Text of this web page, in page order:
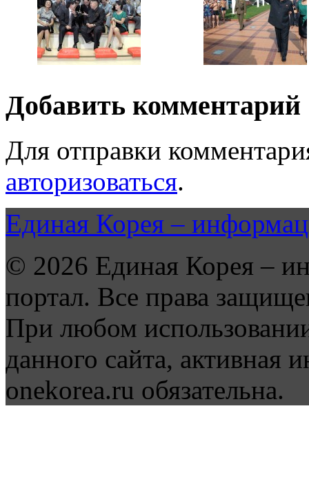
Добавить комментарий
Для отправки
авторизоваться.
Единая Корея –
© 2026 Единая Корея –
портал. Все права
При любом
данного сайта, активная
onekorea.ru обязательна.